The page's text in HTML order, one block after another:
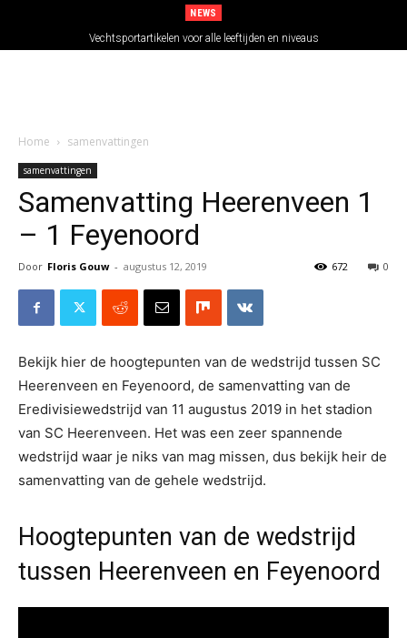
NEWS
Vechtsportartikelen voor alle leeftijden en niveaus
Home samenvattingen
samenvattingen
Samenvatting Heerenveen 1
– 1 Feyenoord
Door Floris Gouw - augustus 12, 2019 0
672
Bekijk hier de hoogtepunten van de wedstrijd tussen SC
Heerenveen en Feyenoord, de samenvatting van de
Eredivisiewedstrijd van 11 augustus 2019 in het stadion
van SC Heerenveen. Het was een zeer spannende
wedstrijd waar je niks van mag missen, dus bekijk heir de
samenvatting van de gehele wedstrijd.
Hoogtepunten van de wedstrijd
tussen Heerenveen en Feyenoord